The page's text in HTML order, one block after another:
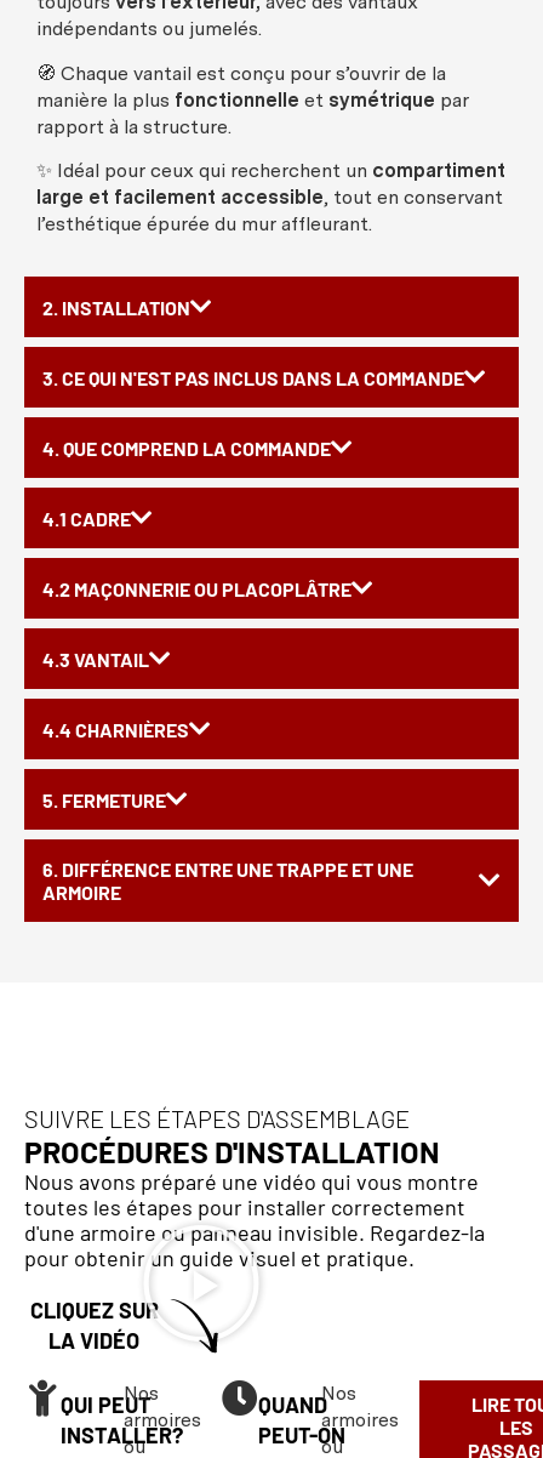
2. INSTALLATION
3. CE QUI N'EST PAS INCLUS DANS LA COMMANDE
4. QUE COMPREND LA COMMANDE
4.1 CADRE
4.2 MAÇONNERIE OU PLACOPLÂTRE
4.3 VANTAIL
4.4 CHARNIÈRES
5. FERMETURE
6. DIFFÉRENCE ENTRE UNE TRAPPE ET UNE
ARMOIRE
indépendants ou jumelés.
🧭 Chaque vantail est conçu pour s’ouvrir de la
manière la plus fonctionnelle et symétrique par
rapport à la structure.
✨ Idéal pour ceux qui recherchent un compartiment
large et facilement accessible, tout en conservant
l’esthétique épurée du mur affleurant.
SUIVRE LES ÉTAPES D'ASSEMBLAGE
PROCÉDURES D'INSTALLATION
Nous avons préparé une vidéo qui vous montre
toutes les étapes pour installer correctement
d'une armoire ou panneau invisible. Regardez-la
pour obtenir un guide visuel et pratique.
CLIQUEZ SUR
LA VIDÉO
QUI PEUT
INSTALLER?
Nos
armoires
ou
QUAND
PEUT-ON
Nos
armoires
ou
LIRE
LES